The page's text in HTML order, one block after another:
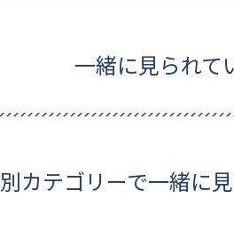
一緒に見られて
別カテゴリーで一緒に